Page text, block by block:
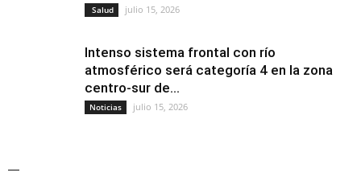
Salud julio 15, 2026
Intenso sistema frontal con río
atmosférico será categoría 4 en la zona
centro-sur de...
Noticias julio 15, 2026
—